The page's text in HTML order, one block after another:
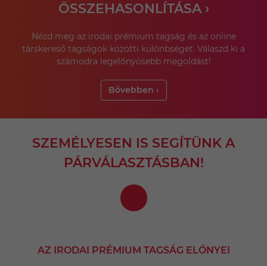
ÖSSZEHASONLÍTÁSA ›
Nézd meg az irodai prémium tagság és az online
társkereső tagságok közötti különbséget. Válaszd ki a
számodra legelőnyösebb megoldást!
Bővebben ›
SZEMÉLYESEN IS SEGÍTÜNK A
PÁRVÁLASZTÁSBAN!
AZ IRODAI PRÉMIUM TAGSÁG ELŐNYEI